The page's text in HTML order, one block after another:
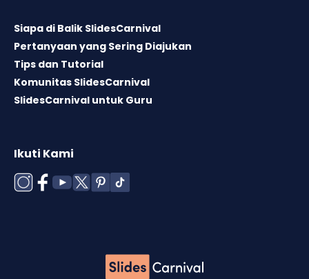
Siapa di Balik SlidesCarnival
Pertanyaan yang Sering Diajukan
Tips dan Tutorial
Komunitas SlidesCarnival
SlidesCarnival untuk Guru
Ikuti Kami